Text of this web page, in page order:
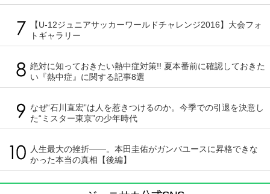
【U-12ジュニアサッカーワールドチャレンジ2016】大会フォ
トギャラリー
絶対に知っておきたい熱中症対策!! 夏本番前に確認しておきた
い『熱中症』に関する記事8選
なぜ“石川直宏”は人を惹きつけるのか。今季での引退を決意し
た“ミスター東京”の少年時代
人生最大の挫折――。本田圭佑がガンバユースに昇格できな
かった本当の真相【後編】